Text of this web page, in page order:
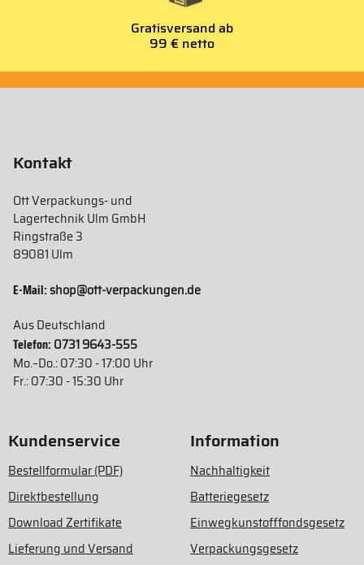
Gratisversand ab
99 € netto
Kontakt
Ott Verpackungs- und
Lagertechnik Ulm GmbH
Ringstraße 3
89081 Ulm
E-Mail:shop@ott-verpackungen.de
Aus Deutschland
Telefon: 0731 9643-555
Mo.–Do.: 07:30 - 17:00 Uhr
Fr.: 07:30 - 15:30 Uhr
Kundenservice
Bestellformular (PDF)
Direktbestellung
Download Zertifikate
Lieferung und Versand
Information
Nachhaltigkeit
Batteriegesetz
Einwegkunstofffondsgesetz
Verpackungsgesetz